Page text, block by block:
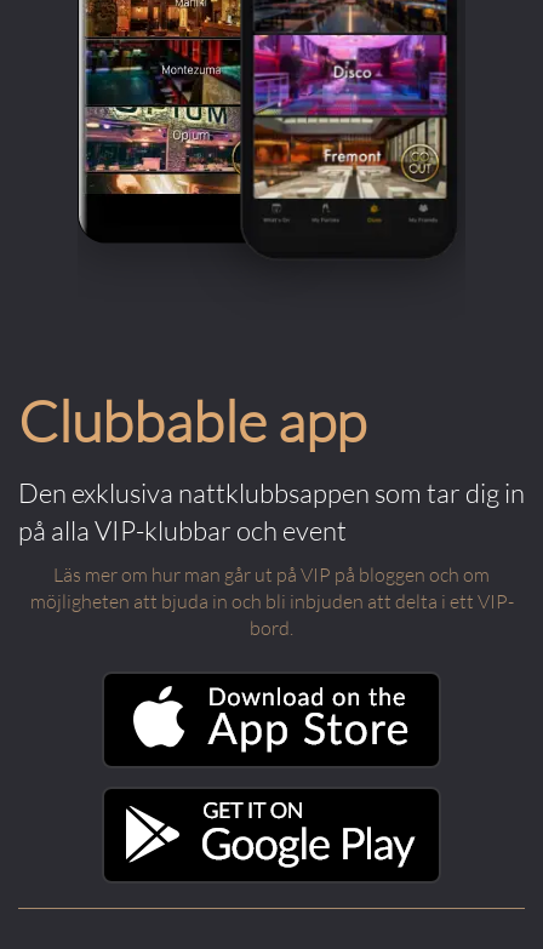
Clubbable app
Den exklusiva nattklubbsappen som tar dig in
på alla VIP-klubbar och event
Läs mer om hur man går ut på VIP på bloggen och om
möjligheten att bjuda in och bli inbjuden att delta i ett VIP-
bord.